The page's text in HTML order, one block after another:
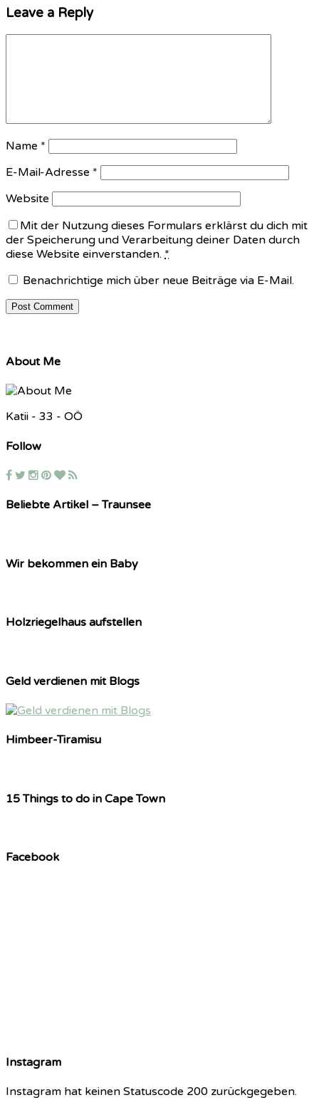
Leave a Reply
Name *
E-Mail-Adresse *
Website
Mit der Nutzung dieses Formulars erklärst du dich mit
der Speicherung und Verarbeitung deiner Daten durch
diese Website einverstanden. *
Benachrichtige mich über neue Beiträge via E-Mail.
About Me
Katii - 33 - OÖ
Follow
Beliebte Artikel – Traunsee
Wir bekommen ein Baby
Holzriegelhaus aufstellen
Geld verdienen mit Blogs
Himbeer-Tiramisu
15 Things to do in Cape Town
Facebook
Instagram
Instagram hat keinen Statuscode 200 zurückgegeben.